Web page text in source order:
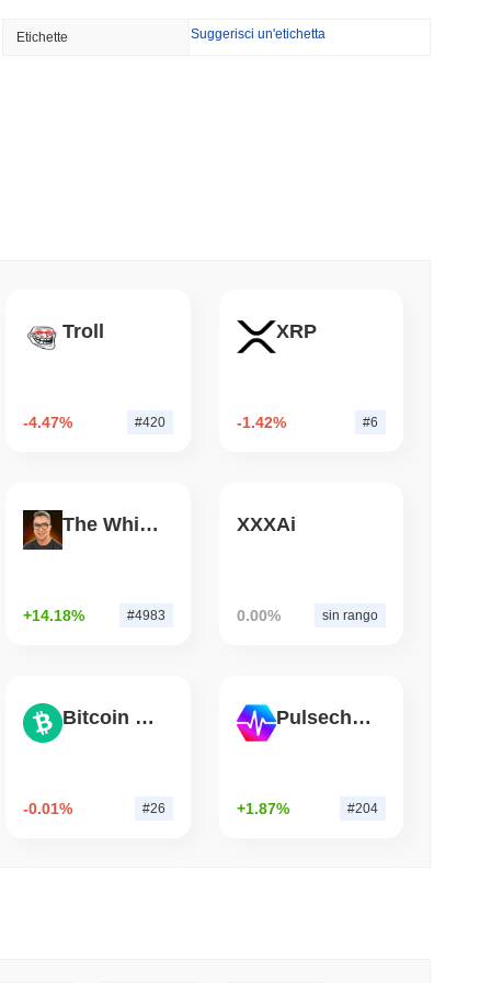
del GENIUS Act...
bruciare le ricompense dei validatori
di lettura
a $15 miliardi
Etichette Suggerisci un'etichetta
Troll
-4.47% #420
XRP
-1.42% #6
The White Bull
+14.18% #4983
XXXAi
0.00% sin rango
Bitcoin Cash
-0.01% #26
Pulsechain
+1.87% #204